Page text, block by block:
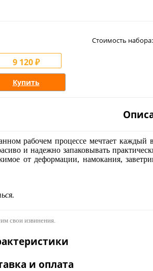
Стоимость набора:
9 120 ₽
Купить
рабочем процессе мечтает каждый
и надежно запаковывать
от деформации, намокания,
свои извинения.
и оплата